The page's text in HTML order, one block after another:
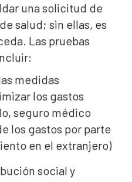
una solicitud de
salud; sin ellas, es
Las pruebas
medidas
los gastos
seguro médico
los gastos por parte
en el extranjero)
social y